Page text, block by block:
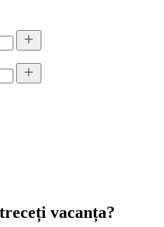
vacanța?